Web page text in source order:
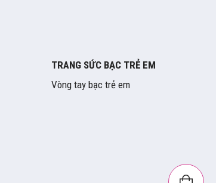
TRANG SỨC BẠC TRẺ EM
Vòng tay bạc trẻ em